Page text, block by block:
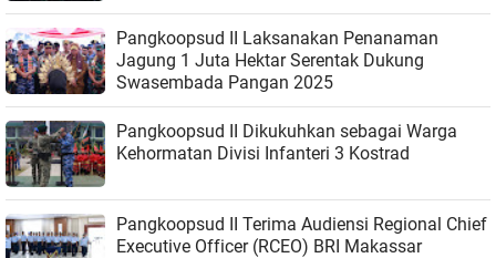
Pangkoopsud II Laksanakan Penanaman
Jagung 1 Juta Hektar Serentak Dukung
Swasembada Pangan 2025
Pangkoopsud II Dikukuhkan sebagai Warga
Kehormatan Divisi Infanteri 3 Kostrad
Pangkoopsud II Terima Audiensi Regional Chief
Executive Officer (RCEO) BRI Makassar